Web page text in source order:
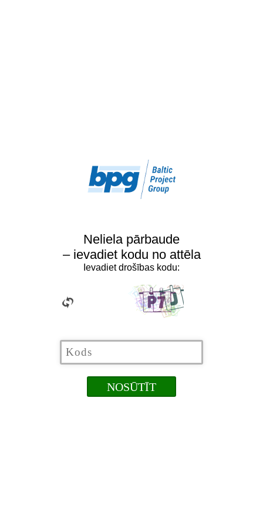
Neliela pārbaude
– ievadiet kodu no attēla
Ievadiet drošības kodu: